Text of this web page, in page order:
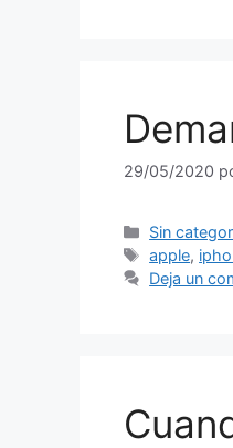
29/05/2020
Categorías
Sin
Etiquetas
apple,
Deja un